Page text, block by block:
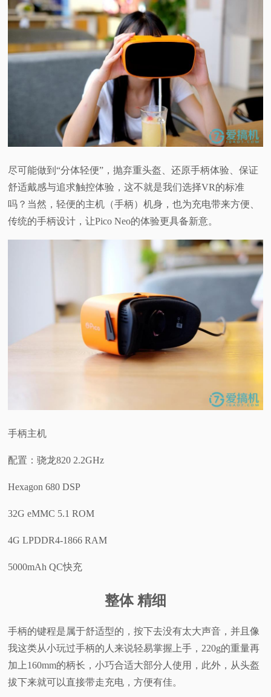
尽可能做到“分体轻便”，抛弃重头盔、还原手柄体验、保证
舒适戴感与追求触控体验，这不就是我们选择VR的标准
吗？当然，轻便的主机（手柄）机身，也为充电带来方便、
传统的手柄设计，让Pico Neo的体验更具备新意。
手柄主机
配置：骁龙820 2.2GHz
Hexagon 680 DSP
32G eMMC 5.1 ROM
4G LPDDR4-1866 RAM
5000mAh QC快充
整体 精细
手柄的键程是属于舒适型的，按下去没有太大声音，并且像
我这类从小玩过手柄的人来说轻易掌握上手，220g的重量再
加上160mm的柄长，小巧合适大部分人使用，此外，从头盔
拔下来就可以直接带走充电，方便有佳。